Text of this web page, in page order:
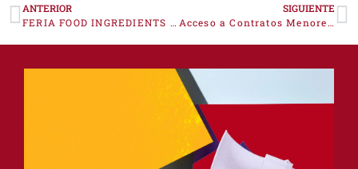
ANTERIOR
FERIA FOOD INGREDIENTS 2025
SIGUIENTE
Acceso a Contratos Menores 2024